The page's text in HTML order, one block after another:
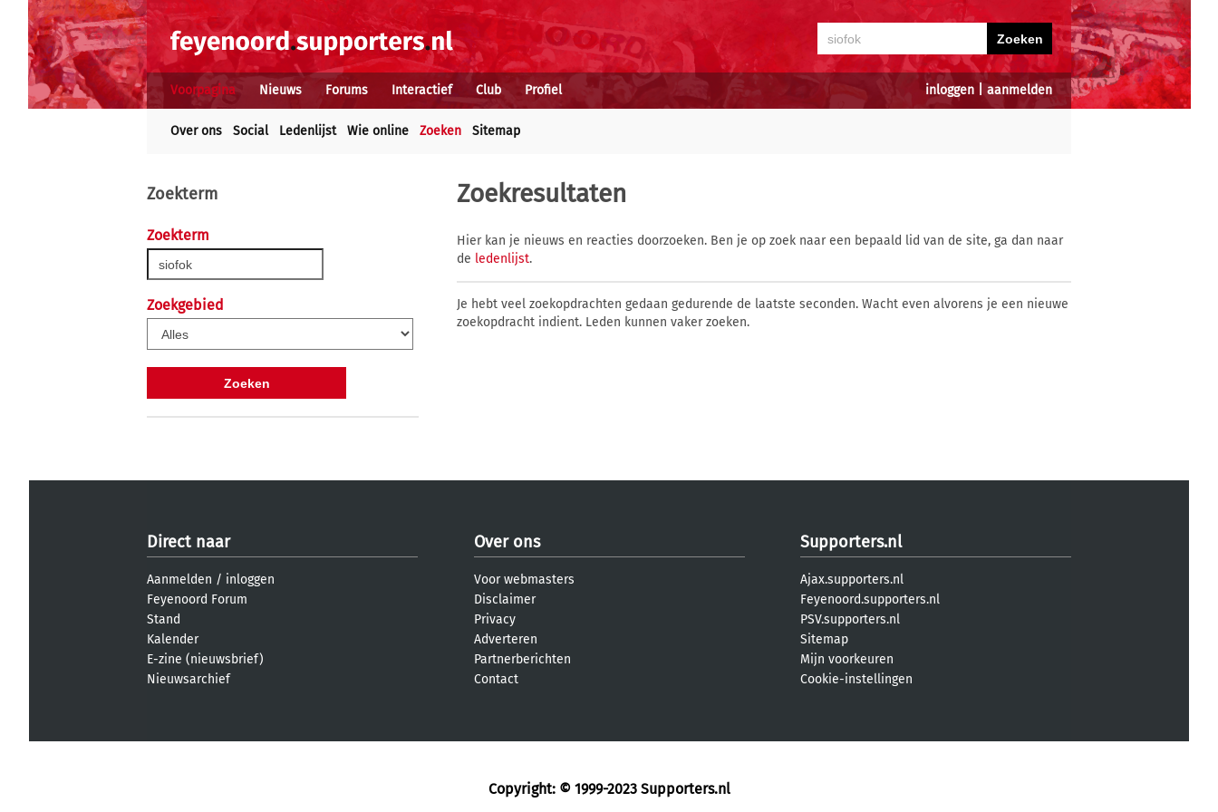
inloggen aanmelden
Voorpagina Nieuws Forums Interactief Club Profiel
Over ons Social Ledenlijst Wie online Zoeken Sitemap
Zoekterm
Zoekterm
Zoekgebied
Zoekresultaten
Hier kan je nieuws en reacties doorzoeken. Ben je op zoek naar een bepaald lid van de site, ga dan naar
de ledenlijst.
Je hebt veel zoekopdrachten gedaan gedurende de laatste seconden. Wacht even alvorens je een nieuwe
zoekopdracht indient. Leden kunnen vaker zoeken.
Direct naar
Aanmelden / inloggen
Feyenoord Forum
Stand
Kalender
E-zine (nieuwsbrief)
Nieuwsarchief
Over ons
Voor webmasters
Disclaimer
Privacy
Adverteren
Partnerberichten
Contact
Supporters.nl
Ajax.supporters.nl
Feyenoord.supporters.nl
PSV.supporters.nl
Sitemap
Mijn voorkeuren
Cookie-instellingen
Copyright: © 1999-2023 Supporters.nl